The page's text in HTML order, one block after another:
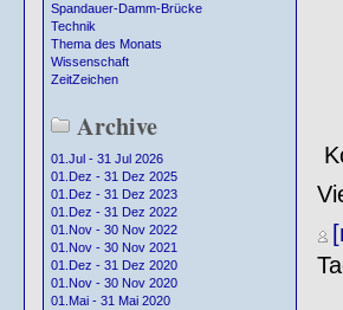
Spandauer-Damm-Brücke
Technik
Thema des Monats
Wissenschaft
ZeitZeichen
Archive
01.Jul - 31 Jul 2026
01.Dez - 31 Dez 2025
01.Dez - 31 Dez 2023
01.Dez - 31 Dez 2022
01.Nov - 30 Nov 2022
01.Nov - 30 Nov 2021
01.Dez - 31 Dez 2020
01.Nov - 30 Nov 2020
01.Mai - 31 Mai 2020